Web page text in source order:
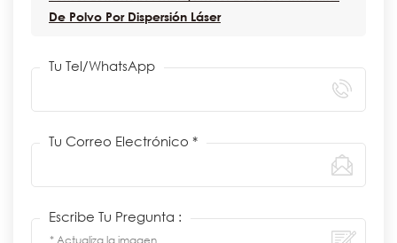
De Polvo Por Dispersión Láser
Tu Tel/WhatsApp
Tu Correo Electrónico *
Escribe Tu Pregunta :